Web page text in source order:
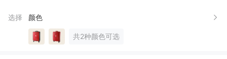
选择 颜色
共2种颜色可选